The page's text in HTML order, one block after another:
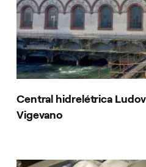
Central hidrelétrica
Vigevano